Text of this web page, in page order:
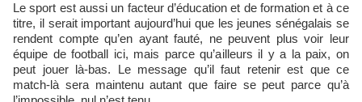
Le sport est aussi un facteur d’éducation et de formation et à ce
titre, il serait important aujourd’hui que les jeunes sénégalais se
rendent compte qu’en ayant fauté, ne peuvent plus voir leur
équipe de football ici, mais parce qu’ailleurs il y a la paix, on
peut jouer là-bas. Le message qu’il faut retenir est que ce
match-là sera maintenu autant que faire se peut parce qu’à